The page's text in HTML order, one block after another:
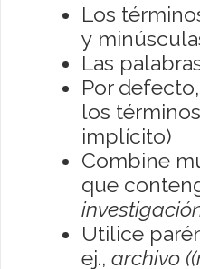
Los
y
Las
Por
los
implícito)
Combine
que
Utilice
ej., archivo